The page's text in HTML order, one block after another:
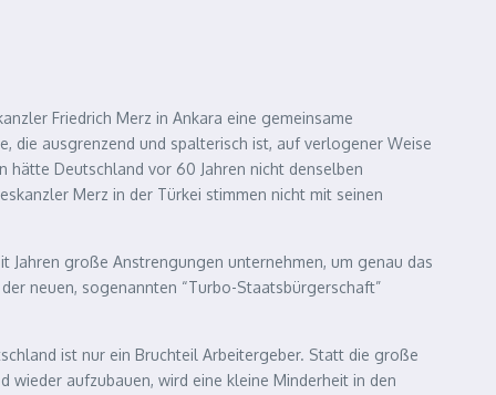
Friedrich Merz in Ankara eine gemeinsame
die ausgrenzend und spalterisch ist, auf verlogener Weise
hätte Deutschland vor 60 Jahren nicht denselben
Merz in der Türkei stimmen nicht mit seinen
Jahren große Anstrengungen unternehmen, um genau das
neuen, sogenannten “Turbo-Staatsbürgerschaft”
ist nur ein Bruchteil Arbeitergeber. Statt die große
aufzubauen, wird eine kleine Minderheit in den